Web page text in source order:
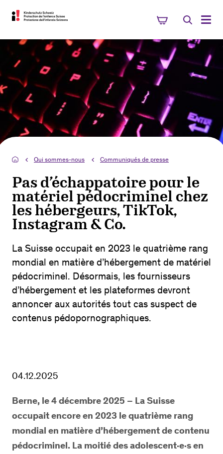
Qui sommes-nous Communiqués de presse
Pas d’échappatoire pour le
matériel pédocriminel chez
les hébergeurs, TikTok,
Instagram & Co.
La Suisse occupait en 2023 le quatrième rang
mondial en matière d’hébergement de matériel
pédocriminel. Désormais, les fournisseurs
d’hébergement et les plateformes devront
annoncer aux autorités tout cas suspect de
contenus pédopornographiques.
04.12.2025
Berne, le 4décembre 2025 – La Suisse
occupait encore en 2023 le quatrième rang
mondial en matière d’hébergement de contenu
pédocriminel. La moitié des adolescent·e·s en